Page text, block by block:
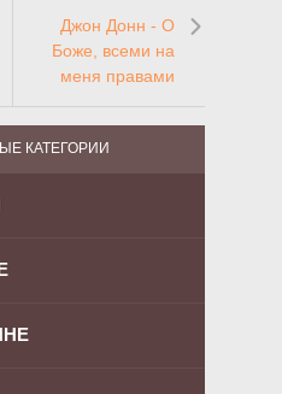
Джон Донн - О
Боже, всеми на
меня правами
КАТЕГОРИИ